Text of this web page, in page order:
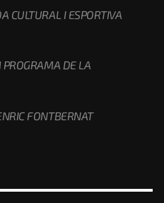
CULTURAL I ESPORTIVA
DE LA
FONTBERNAT